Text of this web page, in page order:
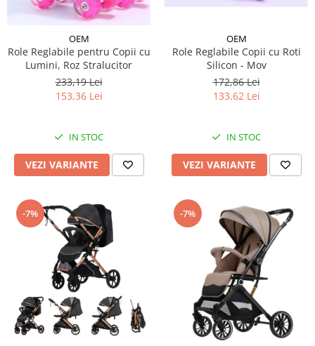
OEM
Role Reglabile pentru Copii cu
Lumini, Roz Stralucitor
233,19 Lei
153,36 Lei
IN STOC
VEZI VARIANTE
OEM
Role Reglabile Copii cu Roti
Silicon - Mov
172,86 Lei
133,62 Lei
IN STOC
VEZI VARIANTE
-7% -7%